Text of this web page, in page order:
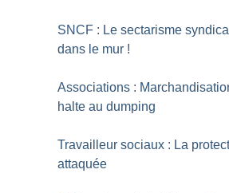
SNCF : Le sectarisme
dans le mur !
Associations :
halte au dumping
Travailleur sociaux : La
attaquée